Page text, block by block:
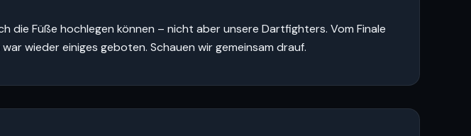
die Füße hochlegen können – nicht aber unsere Dartfighters. Vom Finale
wieder einiges geboten. Schauen wir gemeinsam drauf.